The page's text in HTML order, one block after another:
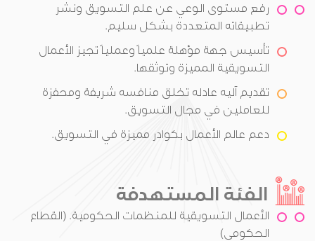
رفع مستوى الوعي عن علم التسويق ونشر
تطبيقاته المتعددة بشكل سليم.
تأسيس جهة مؤهلة علمياً وعملياً تجيز الأعمال
التسويقية المميزة وتوثقها.
تقديم آليه عادله تخلق منافسه شريفة ومحفزة
للعاملين في مجال التسويق.
دعم عالم الأعمال بكوادر مميزة في التسويق.
الفئة المستهدفة
الأعمال التسويقية للمنظمات الحكومية. (القطاع
الحكومي)